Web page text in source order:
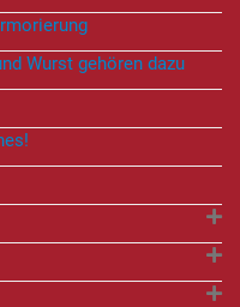
Wurst gehören dazu